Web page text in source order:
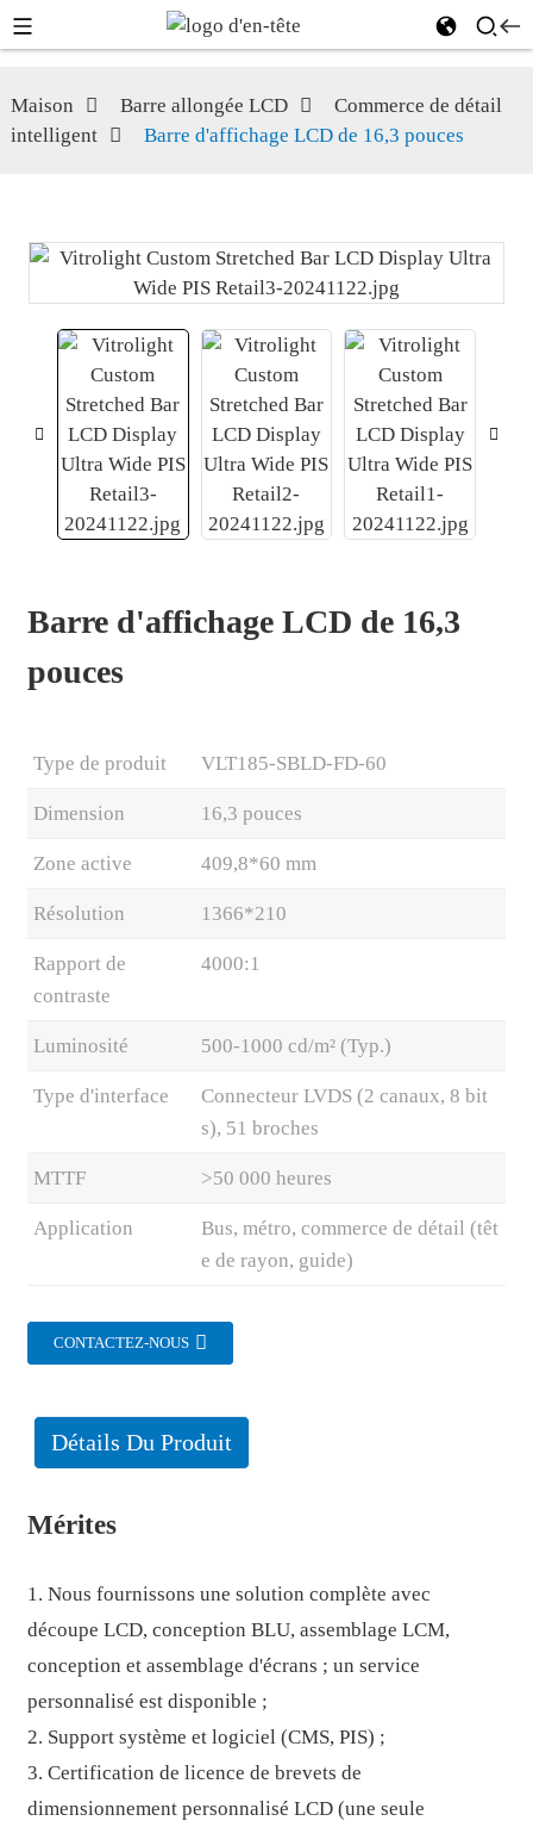
Maison Barre allongée LCD
Commerce de détail
intelligent
Barre d'affichage LCD de 16,3 pouces
Barre d'affichage LCD de 16,3
pouces
Type de produit VLT185-SBLD-FD-60
Dimension 16,3 pouces
Zone active 409,8*60 mm
Résolution 1366*210
Rapport de
contraste
4000:1
Luminosité 500-1000 cd/m² (Typ.)
Type d'interface
Connecteur LVDS (2 canaux, 8 bit
s), 51 broches
MTTF >50 000 heures
Application
Bus, métro, commerce de détail (têt
e de rayon, guide)
CONTACTEZ-NOUS
Détails Du Produit
Mérites
1. Nous fournissons une solution complète avec
découpe LCD, conception BLU, assemblage LCM,
conception et assemblage d'écrans ; un service
personnalisé est disponible ;
2. Support système et logiciel (CMS, PIS) ;
3. Certification de licence de brevets de
dimensionnement personnalisé LCD (une seule